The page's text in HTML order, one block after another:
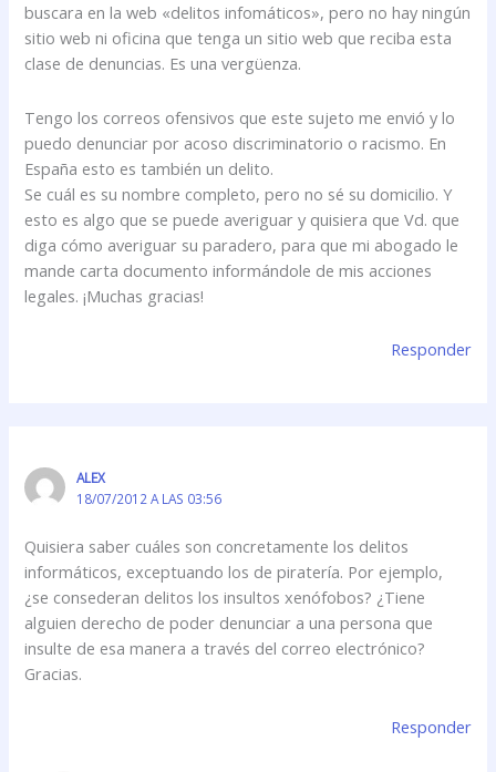
buscara en la web «delitos infomáticos», pero no hay ningún
sitio web ni oficina que tenga un sitio web que reciba esta
clase de denuncias. Es una vergüenza.
Tengo los correos ofensivos que este sujeto me envió y lo
puedo denunciar por acoso discriminatorio o racismo. En
España esto es también un delito.
Se cuál es su nombre completo, pero no sé su domicilio. Y
esto es algo que se puede averiguar y quisiera que Vd. que
diga cómo averiguar su paradero, para que mi abogado le
mande carta documento informándole de mis acciones
legales. ¡Muchas gracias!
Responder
ALEX
18/07/2012 A LAS 03:56
Quisiera saber cuáles son concretamente los delitos
informáticos, exceptuando los de piratería. Por ejemplo,
¿se consederan delitos los insultos xenófobos? ¿Tiene
alguien derecho de poder denunciar a una persona que
insulte de esa manera a través del correo electrónico?
Gracias.
Responder